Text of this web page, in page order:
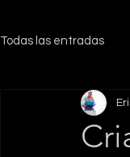
Todas las entradas